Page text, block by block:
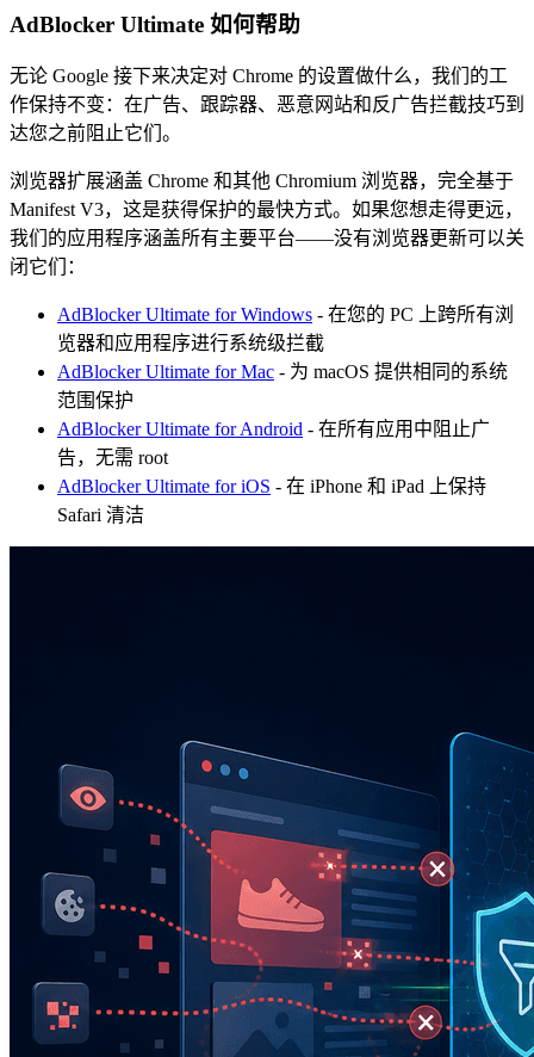
AdBlocker Ultimate 如何帮助
无论 Google 接下来决定对 Chrome 的设置做什么，我们的工
作保持不变：在广告、跟踪器、恶意网站和反广告拦截技巧到
达您之前阻止它们。
浏览器扩展涵盖 Chrome 和其他 Chromium 浏览器，完全基于
Manifest V3，这是获得保护的最快方式。如果您想走得更远，
我们的应用程序涵盖所有主要平台——没有浏览器更新可以关
闭它们：
AdBlocker Ultimate for Windows - 在您的 PC 上跨所有浏
览器和应用程序进行系统级拦截
AdBlocker Ultimate for Mac - 为 macOS 提供相同的系统
范围保护
AdBlocker Ultimate for Android - 在所有应用中阻止广
告，无需 root
AdBlocker Ultimate for iOS - 在 iPhone 和 iPad 上保持
Safari 清洁